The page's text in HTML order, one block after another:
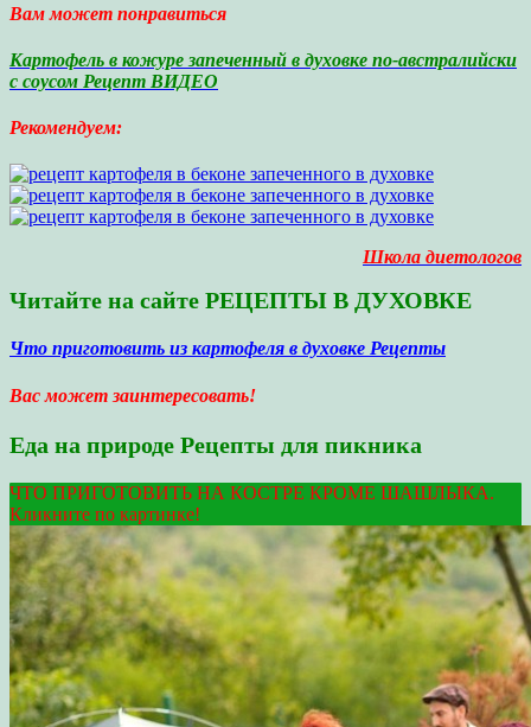
Вам может понравиться
Картофель в кожуре запеченный в духовке по-австралийски
с соусом Рецепт ВИДЕО
Рекомендуем:
Школа диетологов
Читайте на сайте РЕЦЕПТЫ В ДУХОВКЕ
Что приготовить из картофеля в духовке Рецепты
Вас может заинтересовать!
Еда на природе Рецепты для пикника
ЧТО ПРИГОТОВИТЬ НА КОСТРЕ КРОМЕ ШАШЛЫКА.
Кликните по картинке!